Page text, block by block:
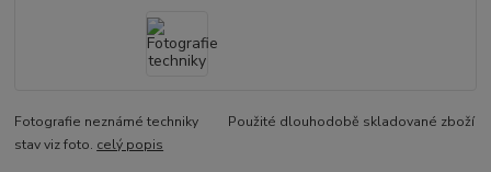
Fotografie neznámé techniky Použité dlouhodobě skladované zboží
stav viz foto. celý popis